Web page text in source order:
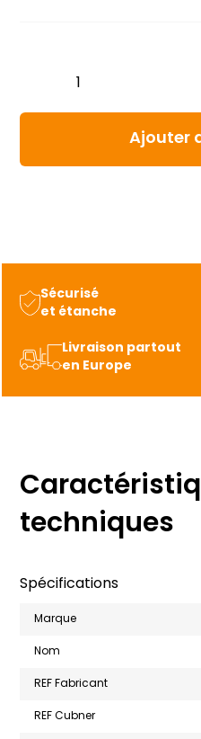
Sécurisé
et étanche
Livraison partout
en Europe
techniques
Spécifications
Marque
Nom
REF Fabricant
REF Cubner
Moteur
pour
00549-
00
Ajouter